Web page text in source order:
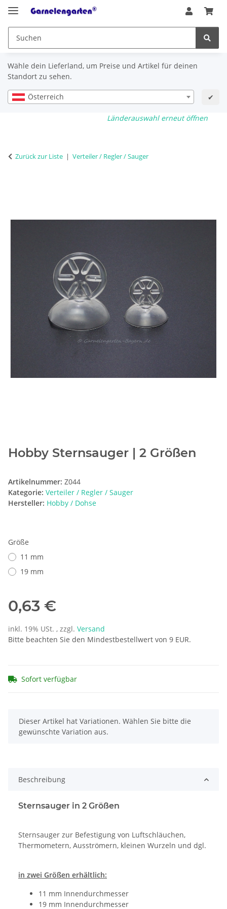
Wähle dein Lieferland, um Preise und Artikel für deinen
Standort zu sehen.
Österreich ✔
Länderauswahl erneut öffnen
Zurück zur Liste Verteiler / Regler / Sauger
Hobby Sternsauger | 2 Größen
Artikelnummer: Z044
Kategorie: Verteiler / Regler / Sauger
Hersteller: Hobby / Dohse
Größe
11 mm
19 mm
0,63 €
inkl. 19% USt. , zzgl. Versand
Bitte beachten Sie den Mindestbestellwert von 9 EUR.
Sofort verfügbar
x
Dieser Artikel hat Variationen. Wählen Sie bitte die
gewünschte Variation aus.
Beschreibung
Sternsauger in 2 Größen
Sternsauger zur Befestigung von Luftschläuchen,
Thermometern, Ausströmern, kleinen Wurzeln und dgl.
in zwei Größen erhältlich:
11 mm Innendurchmesser
19 mm Innendurchmesser